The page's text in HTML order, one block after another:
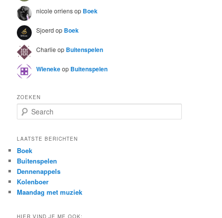
nicole orriensop Boek
Sjoerd op Boek
Charlie op Buitenspelen
Wienekeop Buitenspelen
ZOEKEN
e
r
h
LAATSTE BERICHTEN
Boek
Buitenspelen
Dennenappels
Kolenboer
Maandag met muziek